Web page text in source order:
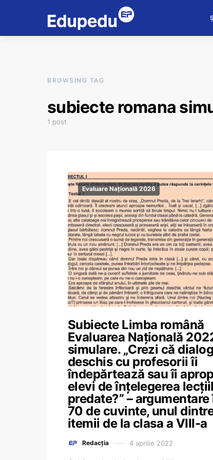
BROWSING TAG
subiecte romana
1 post
Evaluare Națională 2026
Subiecte Limba română
Evaluarea Națională
simulare. „Crezi că
deschis cu profesorii îi
îndepărtează sau îi
elevi de înțelegerea
predate?” –
70 de cuvinte, unul
itemii de la clasa a VIII-a
Redacția 4 aprilie 2022